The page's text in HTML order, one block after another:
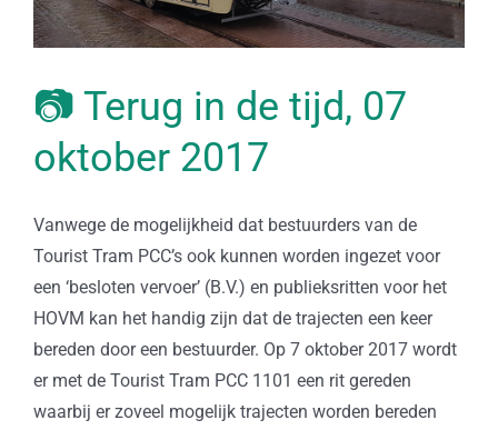
📷 Terug in de tijd, 07
oktober 2017
Vanwege de mogelijkheid dat bestuurders van de
Tourist Tram PCC’s ook kunnen worden ingezet voor
een ‘besloten vervoer’ (B.V.) en publieksritten voor het
HOVM kan het handig zijn dat de trajecten een keer
bereden door een bestuurder. Op 7 oktober 2017 wordt
er met de Tourist Tram PCC 1101 een rit gereden
waarbij er zoveel mogelijk trajecten worden bereden